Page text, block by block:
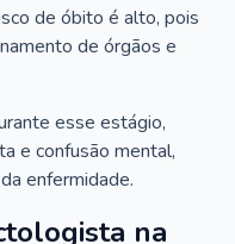
de óbito é alto, pois
de órgãos e
esse estágio,
e confusão mental,
enfermidade.
na